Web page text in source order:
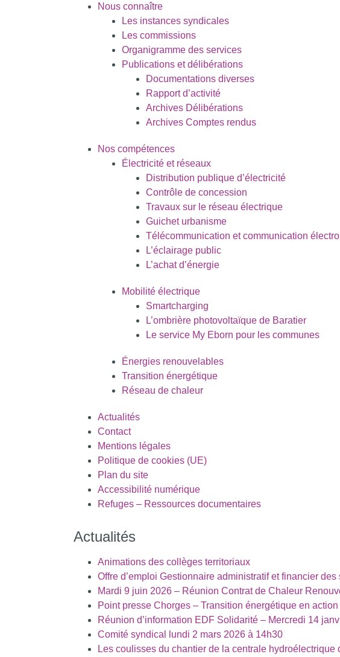
Nous connaître
Les instances syndicales
Les commissions
Organigramme des services
Publications et délibérations
Documentations diverses
Rapport d’activité
Archives Délibérations
Archives Comptes rendus
Nos compétences
Électricité et réseaux
Distribution publique d’électricité
Contrôle de concession
Travaux sur le réseau électrique
Guichet urbanisme
Télécommunication et communication
L’éclairage public
L’achat d’énergie
Mobilité électrique
Smartcharging
L’ombrière photovoltaïque de Baratier
Le service My Eborn pour les communes
Énergies renouvelables
Transition énergétique
Réseau de chaleur
Actualités
Contact
Mentions légales
Politique de cookies (UE)
Plan du site
Accessibilité numérique
Refuges – Ressources documentaires
Actualités
Animations des collèges territoriaux
Offre d’emploi Gestionnaire administratif et financier
Mardi 9 juin 2026 – Réunion Contrat de Chaleur
Point presse Chorges – Transition énergétique en action
Réunion d’information EDF Solidarité – Mercredi 14
Comité syndical lundi 2 mars 2026 à 14h30
Les coulisses du chantier de la centrale hydroélectrique